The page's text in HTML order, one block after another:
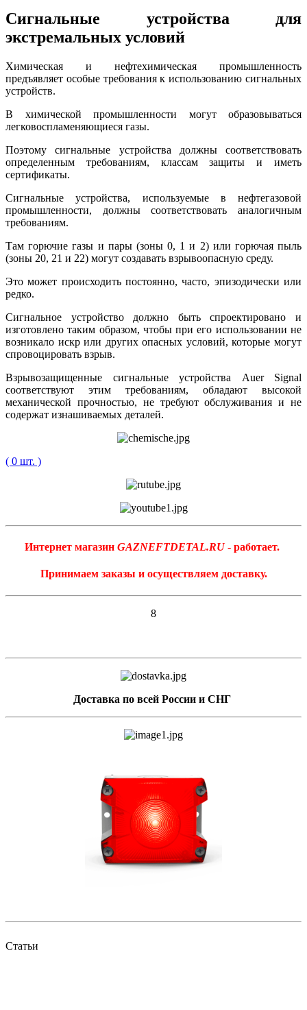
Сигнальные устройства для
экстремальных условий
Химическая и нефтехимическая промышленность
предъявляет особые требования к использованию сигнальных
устройств.
В химической промышленности могут образовываться
легковоспламеняющиеся газы.
Поэтому сигнальные устройства должны соответствовать
определенным требованиям, классам защиты и иметь
сертификаты.
Сигнальные устройства, используемые в нефтегазовой
промышленности, должны соответствовать аналогичным
требованиям.
Там горючие газы и пары (зоны 0, 1 и 2) или горючая пыль
(зоны 20, 21 и 22) могут создавать взрывоопасную среду.
Это может происходить постоянно, часто, эпизодически или
редко.
Сигнальное устройство должно быть спроектировано и
изготовлено таким образом, чтобы при его использовании не
возникало искр или других опасных условий, которые могут
спровоцировать взрыв.
Взрывозащищенные сигнальные устройства Auer Signal
соответствуют этим требованиям, обладают высокой
механической прочностью, не требуют обслуживания и не
содержат изнашиваемых деталей.
( 0 шт. )
Интернет магазин GAZNEFTDETAL.RU- работает.
Принимаем заказы и осуществляем доставку.
8
Доставка по всей России и СНГ
Статьи